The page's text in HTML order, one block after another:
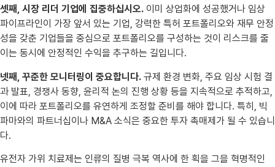
셋째, 시장 리더 기업에 집중하십시오. 이미 상업화에 성공했거나 임상
파이프라인이 가장 앞서 있는 기업, 강력한 특허 포트폴리오와 재무 안정
성을 갖춘 기업들을 중심으로 포트폴리오를 구성하는 것이 리스크를 줄
이는 동시에 안정적인 수익을 추구하는 길입니다.
넷째, 꾸준한 모니터링이 중요합니다. 규제 환경 변화, 주요 임상 시험 결
과 발표, 경쟁사 동향, 윤리적 논의 진행 상황 등을 지속적으로 추적하고,
이에 따라 포트폴리오를 유연하게 조정할 준비를 해야 합니다. 특히, 빅
파마와의 파트너십이나 M&A 소식은 중요한 투자 촉매제가 될 수 있습니
다.
유전자 가위 치료제는 인류의 질병 극복 역사에 한 획을 그을 혁명적인